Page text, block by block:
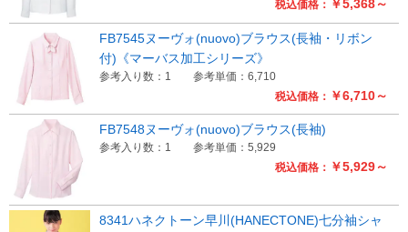
税込価格： ￥5,368～
税込価格： ￥6,710～
FB7545ヌーヴォ(nuovo)ブラウス(長袖・リボン
付)《マーバス加工シリーズ》
参考入り数：1 参考単価：6,710
税込価格： ￥5,929～
FB7548ヌーヴォ(nuovo)ブラウス(長袖)
参考入り数：1 参考単価：5,929
8341ハネクトーン早川(HANECTONE)七分袖シャ